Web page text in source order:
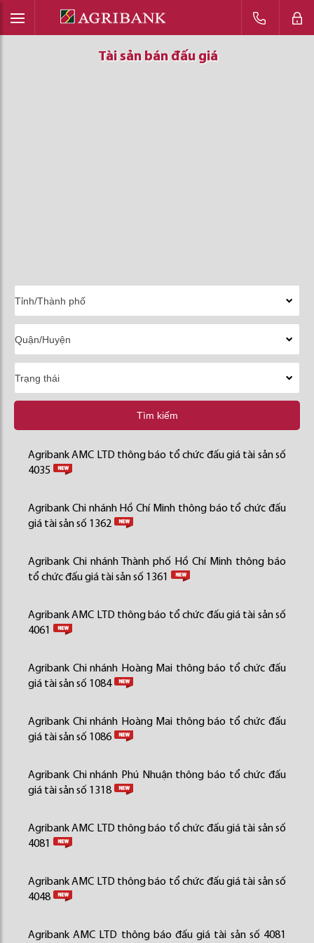
Tài sản bán đấu giá
Tài sản bán đấu giá
Tài sản bán đấu giá
Tìm kiếm
Agribank AMC LTD thông báo tổ chức đấu giá tài sản số
4035
Agribank Chi nhánh Hồ Chí Minh thông báo tổ chức đấu
giá tài sản số 1362
Agribank Chi nhánh Thành phố Hồ Chí Minh thông báo
tổ chức đấu giá tài sản số 1361
Agribank AMC LTD thông báo tổ chức đấu giá tài sản số
4061
Agribank Chi nhánh Hoàng Mai thông báo tổ chức đấu
giá tài sản số 1084
Agribank Chi nhánh Hoàng Mai thông báo tổ chức đấu
giá tài sản số 1086
Agribank Chi nhánh Phú Nhuận thông báo tổ chức đấu
giá tài sản số 1318
Agribank AMC LTD thông báo tổ chức đấu giá tài sản số
4081
Agribank AMC LTD thông báo tổ chức đấu giá tài sản số
4048
Agribank AMC LTD thông báo đấu giá tài sản số 4081